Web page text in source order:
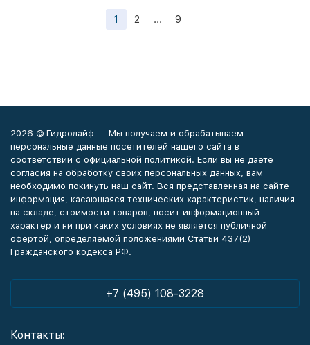
1 2 ... 9
2026 © Гидролайф — Мы получаем и обрабатываем
персональные данные посетителей нашего сайта в
соответствии с официальной политикой. Если вы не даете
согласия на обработку своих персональных данных, вам
необходимо покинуть наш сайт. Вся представленная на сайте
информация, касающаяся технических характеристик, наличия
на складе, стоимости товаров, носит информационный
характер и ни при каких условиях не является публичной
офертой, определяемой положениями Статьи 437(2)
Гражданского кодекса РФ.
+7 (495) 108-3228
Контакты: